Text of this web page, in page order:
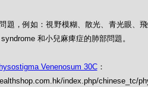
題，例如：視野模糊、散光、青光眼、
和小兒麻痺症的肺部問題。
Venenosum 30C：
index.php/chinese_tc/